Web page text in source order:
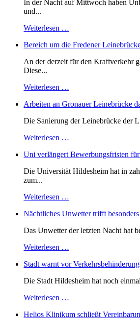
In der Nacht auf Mittwoch haben
und...
Weiterlesen …
Bereich um die Fredener
An der derzeit für den Kraftverkehr
Diese...
Weiterlesen …
Arbeiten an Gronauer Leinebrücke
Die Sanierung der Leinebrücke der
Weiterlesen …
Uni verlängert Bewerbungsfristen
Die Universität Hildesheim hat in
zum...
Weiterlesen …
Nächtliches Unwetter trifft
Das Unwetter der letzten Nacht hat
Weiterlesen …
Stadt warnt vor
Die Stadt Hildesheim hat noch
Weiterlesen …
Helios Klinikum schließt